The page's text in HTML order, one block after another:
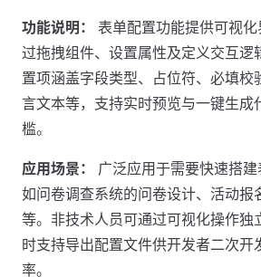
功能说明：
表单配置功能提供可视
过拖拽组件、设置属性及定义交互逻
置项涵盖字段类型、占位符、必填校
言文本等，支持实时预览与一键生成
槛。
应用场景：
广泛应用于需要快速搭建
如问卷调查系统的问卷设计、活动报
等。非技术人员可通过可视化操作独
时支持导出配置文件供开发者二次开
率。